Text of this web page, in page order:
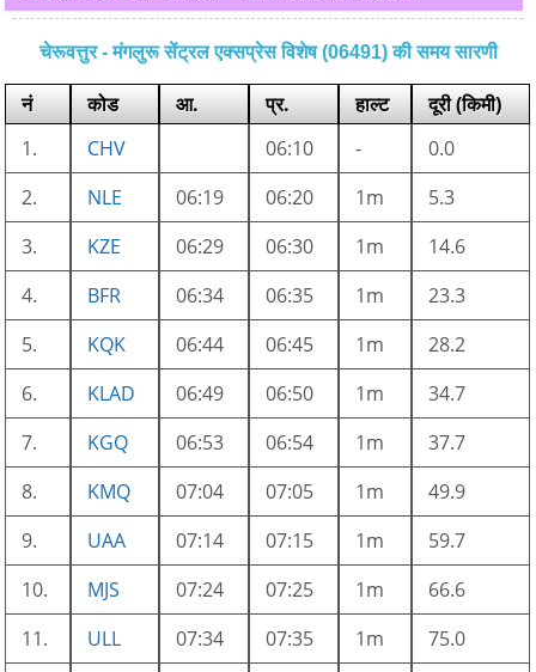
चेरूवत्तुर - मंगलुरू सेंट्रल एक्सप्रेस विशेष (06491) की समय सारणी
नं कोड आ. प्र. हाल्ट
दूरी (किमी)
1.
CHV 06:10 -
0.0
2.
NLE 06:19 06:20 1m
5.3
3.
KZE 06:29 06:30 1m
14.6
4.
BFR 06:34 06:35 1m
23.3
5.
KQK 06:44 06:45 1m
28.2
6.
KLAD 06:49 06:50 1m
34.7
7.
KGQ 06:53 06:54 1m
37.7
8.
KMQ 07:04 07:05 1m
49.9
9.
UAA 07:14 07:15 1m
59.7
10.
MJS 07:24 07:25 1m
66.6
11.
ULL 07:34 07:35 1m 75.0